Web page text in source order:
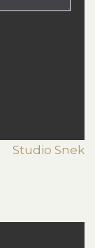
Studio Snek